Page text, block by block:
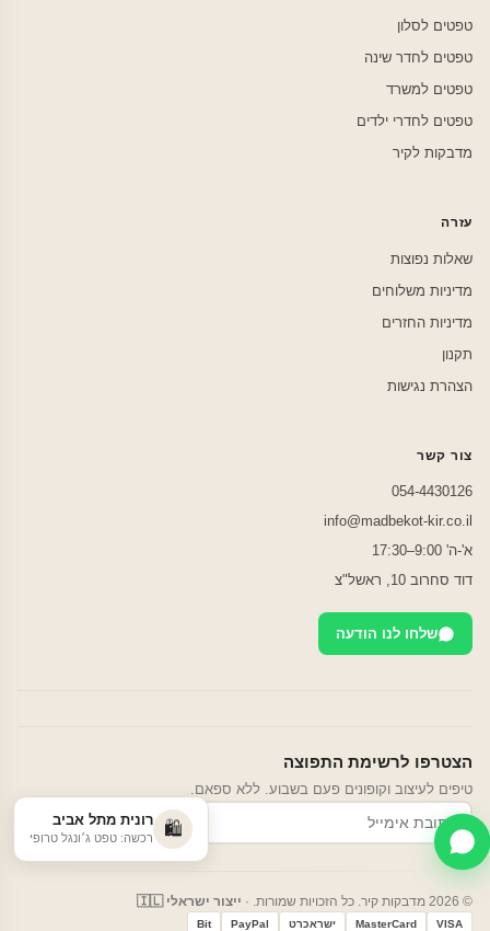
טפטים לסלון
טפטים לחדר שינה
טפטים למשרד
טפטים לחדרי ילדים
מדבקות לקיר
עזרה
שאלות נפוצות
מדיניות משלוחים
מדיניות החזרים
תקנון
הצהרת נגישות
צור קשר
054-4430126
info@madbekot-kir.co.il
א'-ה' 9:00–17:30
דוד סחרוב 10, ראשל"צ
שלחו לנו הודעה
הצטרפו לרשימת התפוצה
טיפים לעיצוב וקופונים פעם בשבוע. ללא ספאם.
הרשמה
© 2026 מדבקות קיר. כל הזכויות שמורות. · ייצור ישראלי 🇮🇱
VISA
MasterCard ישראכרט PayPal
Bit
🛍️ רונית מתל אביב
רכשה: טפט ג׳ונגל טרופי